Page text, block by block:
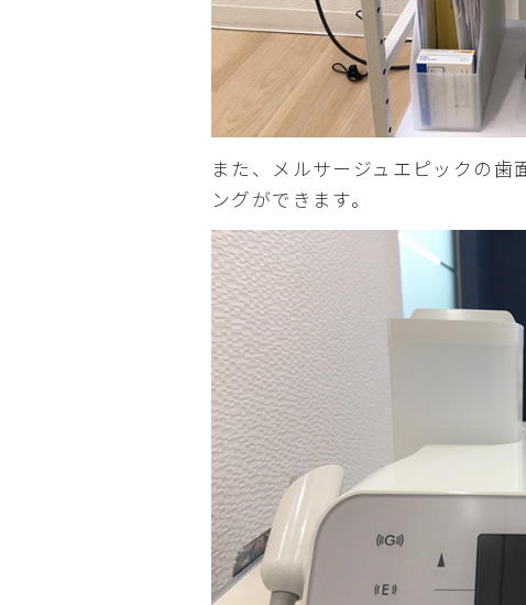
また、メルサージュエピックの歯
ングができます。